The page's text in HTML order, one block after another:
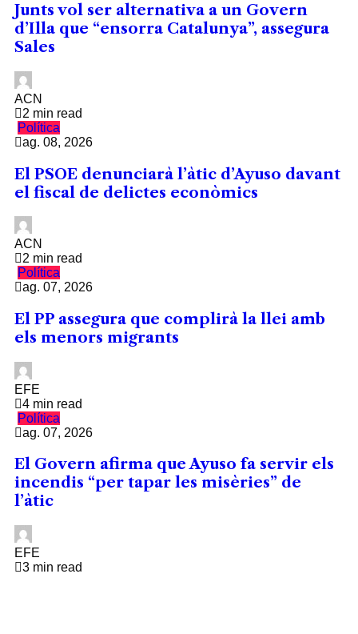
Junts vol ser alternativa a un Govern
d’Illa que “ensorra Catalunya”, assegura
Sales
ACN
2 min read
Política
ag. 08, 2026
El PSOE denunciarà l’àtic d’Ayuso davant
el fiscal de delictes econòmics
ACN
2 min read
Política
ag. 07, 2026
El PP assegura que complirà la llei amb
els menors migrants
EFE
4 min read
Política
ag. 07, 2026
El Govern afirma que Ayuso fa servir els
incendis “per tapar les misèries” de
l’àtic
EFE
3 min read